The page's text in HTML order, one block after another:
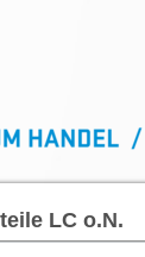
LC o.N.